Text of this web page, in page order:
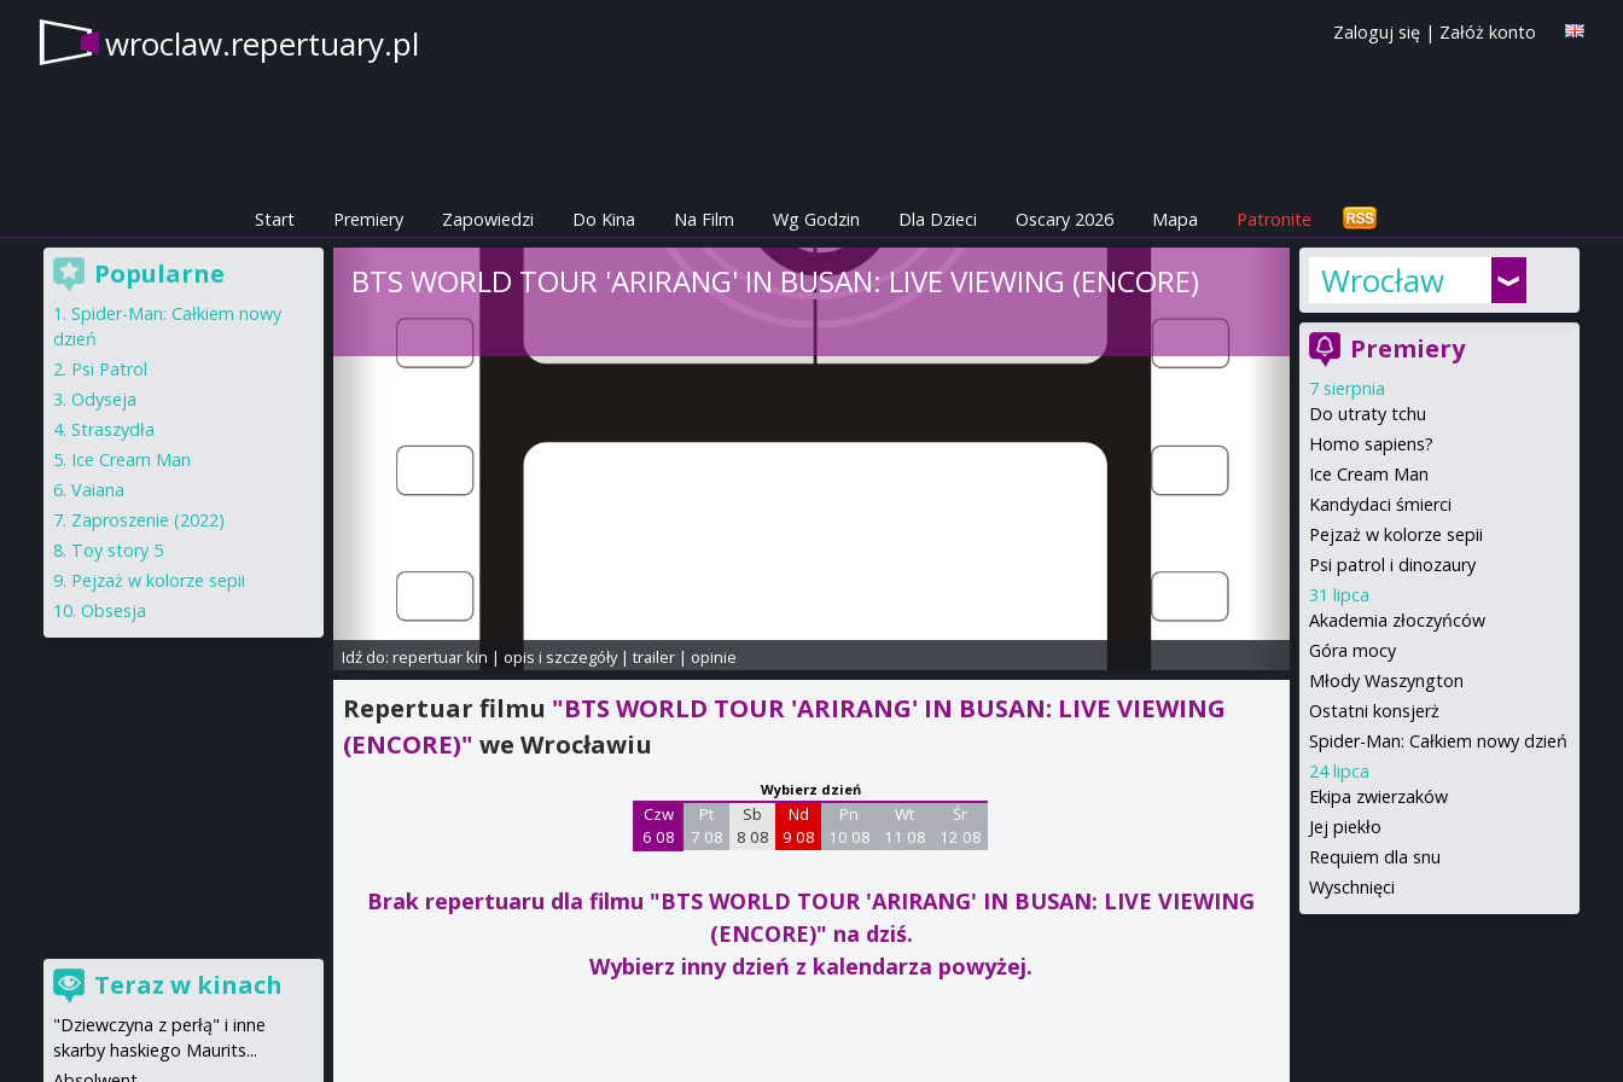
wroclaw.repertuary.pl Zaloguj się | Załóż konto
Start Premiery Zapowiedzi Do Kina Na Film Wg Godzin Dla Dzieci Oscary 2026 Mapa Patronite
BTS WORLD TOUR 'ARIRANG' IN BUSAN: LIVE VIEWING (ENCORE)
Idź do: repertuar kin | opis i szczegóły| trailer| opinie
Repertuar filmu "BTS WORLD TOUR 'ARIRANG' IN BUSAN: LIVE VIEWING
(ENCORE)"we Wrocławiu
Wybierz dzień
Czw
6 08
Pt
7 08
Sb
8 08
Nd
9 08
Pn
10 08
Wt
11 08
Śr
12 08
Brak repertuaru dla filmu "BTS WORLD TOUR 'ARIRANG' IN BUSAN: LIVE VIEWING
(ENCORE)" na dziś.
Wybierz inny dzień z kalendarza powyżej.
Wrocław
Premiery
7 sierpnia
Do utraty tchu
Homo sapiens?
Ice Cream Man
Kandydaci śmierci
Pejzaż w kolorze sepii
Psi patrol i dinozaury
31 lipca
Akademia złoczyńców
Góra mocy
Młody Waszyngton
Ostatni konsjerż
Spider-Man: Całkiem nowy dzień
24 lipca
Ekipa zwierzaków
Jej piekło
Requiem dla snu
Wyschnięci
Popularne
Spider-Man: Całkiem nowy
dzień
Psi Patrol
Odyseja
Straszydła
Ice Cream Man
Vaiana
Zaproszenie (2022)
Toy story 5
Pejzaż w kolorze sepii
Obsesja
Teraz w kinach
"Dziewczyna z perłą" i inne
skarby haskiego Maurits...